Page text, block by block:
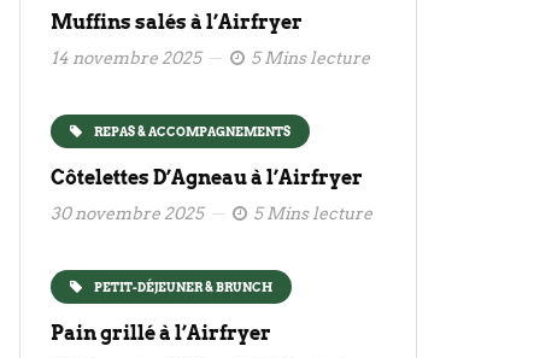
Muffins salés à l’Airfryer
14 novembre 2025 5 Mins lecture
REPAS & ACCOMPAGNEMENTS
Côtelettes D’Agneau à l’Airfryer
30 novembre 2025 5 Mins lecture
PETIT-DÉJEUNER & BRUNCH
Pain grillé à l’Airfryer